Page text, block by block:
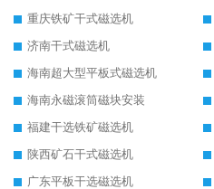
重庆铁矿干式磁选机
济南干式磁选机
海南超大型平板式磁选机
海南永磁滚筒磁块安装
福建干选铁矿磁选机
陕西矿石干式磁选机
广东平板干选磁选机